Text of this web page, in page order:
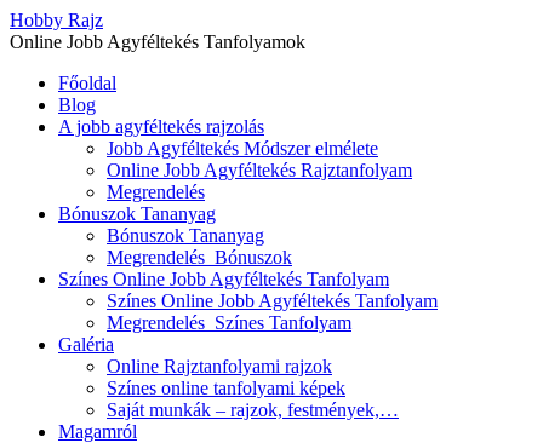
Hobby Rajz
Online Jobb Agyféltekés Tanfolyamok
Főoldal
Blog
A jobb agyféltekés rajzolás
Jobb Agyféltekés Módszer elmélete
Online Jobb Agyféltekés Rajztanfolyam
Megrendelés
Bónuszok Tananyag
Bónuszok Tananyag
Megrendelés_Bónuszok
Színes Online Jobb Agyféltekés Tanfolyam
Színes Online Jobb Agyféltekés Tanfolyam
Megrendelés_Színes Tanfolyam
Galéria
Online Rajztanfolyami rajzok
Színes online tanfolyami képek
Saját munkák – rajzok, festmények,…
Magamról